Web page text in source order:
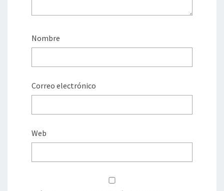
Nombre
Correo electrónico
Web